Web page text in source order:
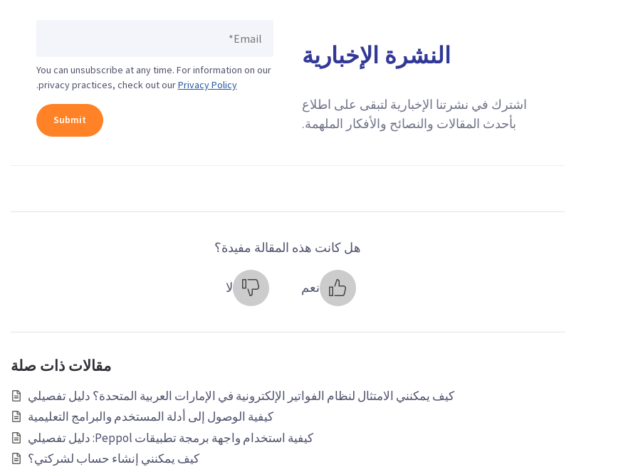
النشرة الإخبارية
اشترك في نشرتنا الإخبارية لتبقى على اطلاع
بأحدث المقالات والنصائح والأفكار الملهمة.
You can unsubscribe at any time. For information on our
privacy practices, check out ourPrivacy Policy
.
هل كانت هذه المقالة مفيدة؟
نعم لا
مقالات ذات صلة
كيف يمكنني الامتثال لنظام الفواتير الإلكترونية في الإمارات العربية المتحدة؟ دليل تفصيلي
كيفية الوصول إلى أدلة المستخدم والبرامج التعليمية
كيفية استخدام واجهة برمجة تطبيقات Peppol: دليل تفصيلي
كيف يمكنني إنشاء حساب لشركتي؟